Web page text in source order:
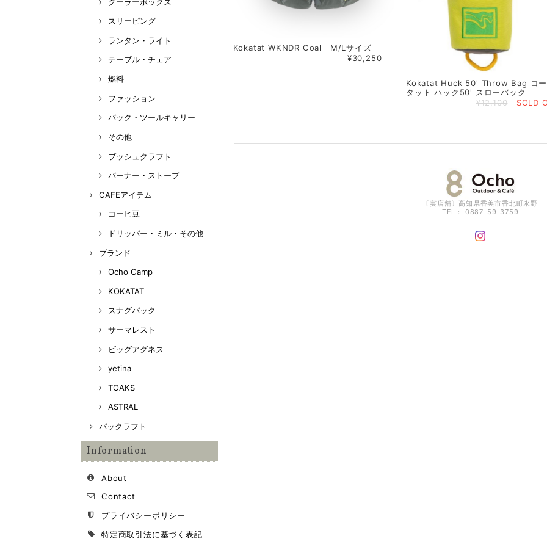
スリーピング
ランタン・ライト
テーブル・チェア
燃料
ファッション
バック・ツールキャリー
その他
ブッシュクラフト
バーナー・ストーブ
CAFEアイテム
コーヒ豆
ドリッパー・ミル・その他
ブランド
Ocho Camp
KOKATAT
スナグパック
サーマレスト
ビッグアグネス
yetina
TOAKS
ASTRAL
パックラフト
Information
About
Contact
プライバシーポリシー
特定商取引法に基づく表記
Kokatat WKNDR Coal M/Lサイズ
¥30,250
Kokatat Huck 50' Throw Bag コー
タット ハック50' スローバック
¥12,100
SOLD
〔実店舗〕高知県香美市香北町永野
TEL： 0887-59-3759